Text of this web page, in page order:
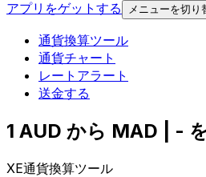
アプリをゲットする メニューを切り
通貨換算ツール
通貨チャート
レートアラート
送金する
1 AUD から MAD | -
XE通貨換算ツール